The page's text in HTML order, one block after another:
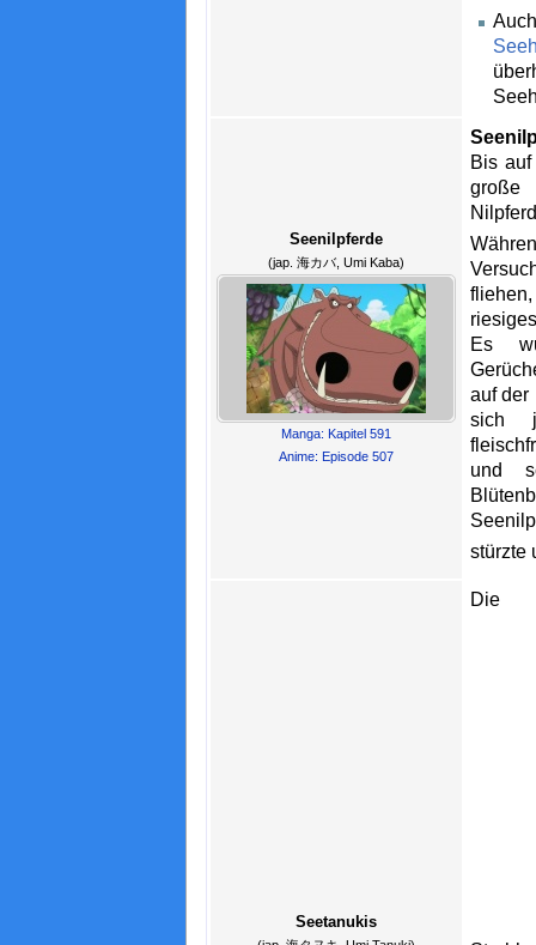
Seenilpferde
(jap. 海カバ, Umi Kaba)
Manga: Kapitel 591
Anime: Episode 507
Bis
große
Es
auf der
sich
und
stürzte
Seetanukis
Die